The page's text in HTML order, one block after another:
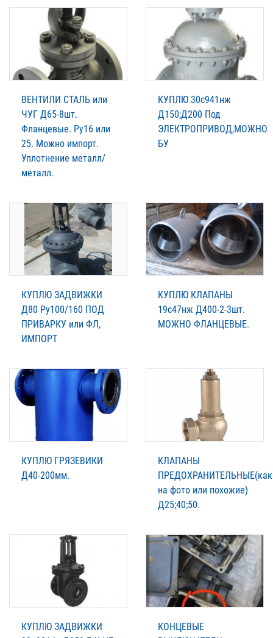
ВЕНТИЛИ СТАЛЬ или
ЧУГ Д65-8шт.
Фланцевые. Ру16 или
25. Можно импорт.
Уплотнение металл/
металл.
КУПЛЮ 30с941нж
Д150;Д200 Под
ЭЛЕКТРОПРИВОД,МОЖНО
БУ
КУПЛЮ ЗАДВИЖКИ
Д80 Ру100/160 ПОД
ПРИВАРКУ или ФЛ,
ИМПОРТ
КУПЛЮ КЛАПАНЫ
19с47нж Д400-2-3шт.
МОЖНО ФЛАНЦЕВЫЕ.
КУПЛЮ ГРЯЗЕВИКИ
Д40-200мм.
КЛАПАНЫ
ПРЕДОХРАНИТЕЛЬНЫЕ(как
на фото или похожие)
Д25;40;50.
КУПЛЮ ЗАДВИЖКИ
КОНЦЕВЫЕ